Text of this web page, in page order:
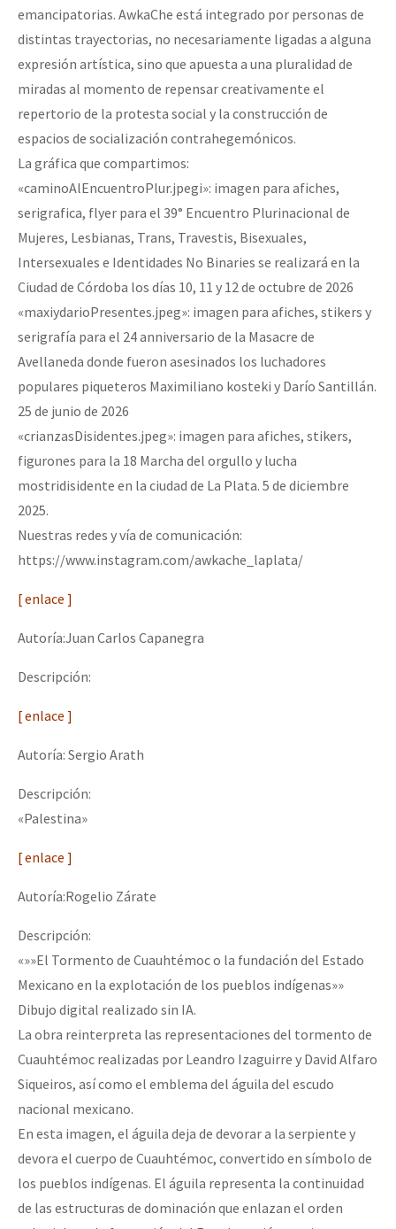
emancipatorias. AwkaChe está integrado por personas de
distintas trayectorias, no necesariamente ligadas a alguna
expresión artística, sino que apuesta a una pluralidad de
miradas al momento de repensar creativamente el
repertorio de la protesta social y la construcción de
espacios de socialización contrahegemónicos.
La gráfica que compartimos:
«caminoAlEncuentroPlur.jpegi»: imagen para afiches,
serigrafica, flyer para el 39° Encuentro Plurinacional de
Mujeres, Lesbianas, Trans, Travestis, Bisexuales,
Intersexuales e Identidades No Binaries se realizará en la
Ciudad de Córdoba los días 10, 11 y 12 de octubre de 2026
«maxiydarioPresentes.jpeg»: imagen para afiches, stikers y
serigrafía para el 24 anniversario de la Masacre de
Avellaneda donde fueron asesinados los luchadores
populares piqueteros Maximiliano kosteki y Darío Santillán.
25 de junio de 2026
«crianzasDisidentes.jpeg»: imagen para afiches, stikers,
figurones para la 18 Marcha del orgullo y lucha
mostridisidente en la ciudad de La Plata. 5 de diciembre
2025.
Nuestras redes y vía de comunicación:
https://www.instagram.com/awkache_laplata/
[ enlace ]
Autoría:Juan Carlos Capanegra
Descripción:
[ enlace ]
Autoría: Sergio Arath
Descripción:
«Palestina»
[ enlace ]
Autoría:Rogelio Zárate
Descripción:
«»»El Tormento de Cuauhtémoc o la fundación del Estado
Mexicano en la explotación de los pueblos indígenas»»
Dibujo digital realizado sin IA.
La obra reinterpreta las representaciones del tormento de
Cuauhtémoc realizadas por Leandro Izaguirre y David Alfaro
Siqueiros, así como el emblema del águila del escudo
nacional mexicano.
En esta imagen, el águila deja de devorar a la serpiente y
devora el cuerpo de Cuauhtémoc, convertido en símbolo de
los pueblos indígenas. El águila representa la continuidad
de las estructuras de dominación que enlazan el orden